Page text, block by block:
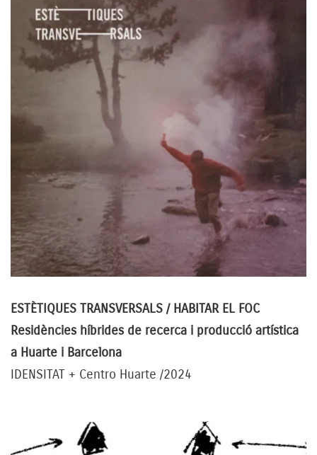
ESTÈTIQUES TRANSVERSALS / HABITAR EL FOC
Residències híbrides de recerca i producció artística
a Huarte i Barcelona
IDENSITAT + Centro Huarte /2024